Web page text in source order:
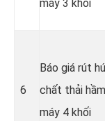
máy 3 khối
6
Báo giá rút
chất thải
máy 4 khối